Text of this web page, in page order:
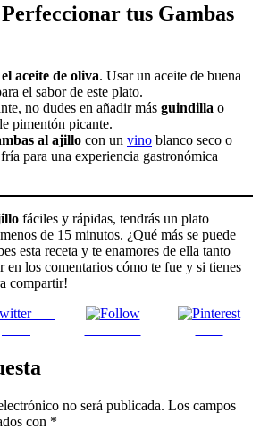
tus Gambas
aceite de oliva. Usar un aceite de buena
el sabor de este plato.
no dudes en añadir más guindilla o
pimentón picante.
al ajillo con un vino blanco seco o
para una experiencia gastronómica
fáciles y rápidas, tendrás un plato
de 15 minutos. ¿Qué más se puede
esta receta y te enamores de ella tanto
en los comentarios cómo te fue y si tienes
compartir!
Post
no será publicada. Los campos
con *